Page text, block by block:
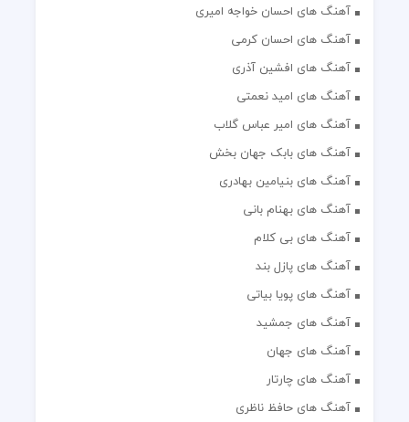
آهنگ های احسان خواجه امیری
آهنگ های احسان کرمی
آهنگ های افشین آذری
آهنگ های امید نعمتی
آهنگ های امیر عباس گلاب
آهنگ های بابک جهان بخش
آهنگ های بنیامین بهادری
آهنگ های بهنام بانی
آهنگ های بی کلام
آهنگ های پازل بند
آهنگ های پویا بیاتی
آهنگ های جمشید
آهنگ های جهان
آهنگ های چارتار
آهنگ های حافظ ناظری